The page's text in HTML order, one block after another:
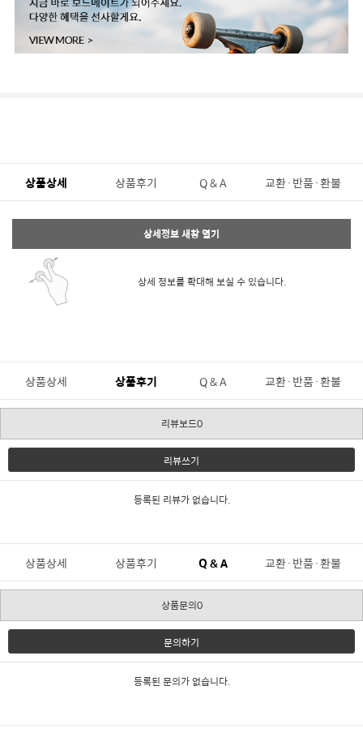
상품상세 상품후기 Q & A 교환·반품·환불
상세정보 새창 열기
상세 정보를 확대해 보실 수 있습니다.
상품상세 상품후기 Q & A 교환·반품·환불
리뷰보드0
리뷰쓰기
등록된 리뷰가 없습니다.
상품상세 상품후기 Q & A 교환·반품·환불
상품문의0
문의하기
등록된 문의가 없습니다.